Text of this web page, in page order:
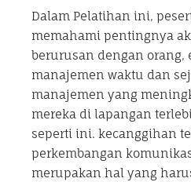
Dalam Pelatihan ini,
memahami pentingnya
berurusan dengan orang,
manajemen waktu dan
manajemen yang
mereka di lapangan
seperti ini. kecanggihan
perkembangan
merupakan hal yang